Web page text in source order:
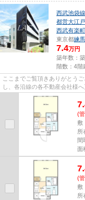
西武池袋線
都営大江
西武有楽
東京都練
7.4万円
築年数：
階数：4階
ここまでご覧頂きありがとう
し、各沿線の各不動産会社様
しております！最新の情報は...
(
敷
所
間
面
(
敷
所